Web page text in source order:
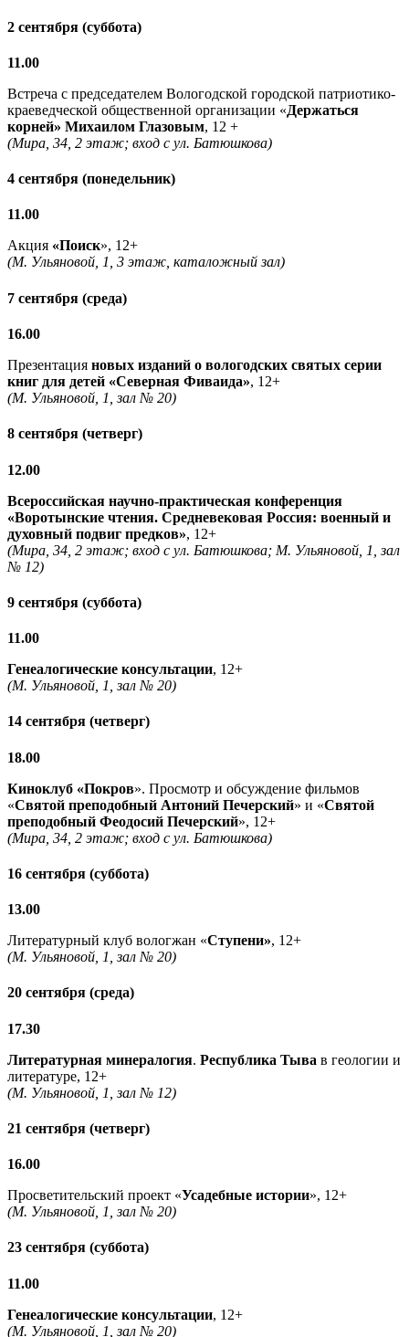
2 сентября (суббота)
11.00
Встреча с председателем Вологодской городской патриотико-
краеведческой общественной организации «Держаться
корней» Михаилом Глазовым, 12 +
(Мира, 34, 2 этаж; вход с ул. Батюшкова)
4 сентября (понедельник)
11.00
Акция «Поиск», 12+
(М. Ульяновой, 1, 3 этаж, каталожный зал)
7 сентября (среда)
16.00
Презентация новых изданий о вологодских святых серии
книг для детей «Северная Фиваида», 12+
(М. Ульяновой, 1, зал № 20)
8 сентября (четверг)
12.00
Всероссийская научно-практическая конференция
«Воротынские чтения. Средневековая Россия: военный и
духовный подвиг предков», 12+
(Мира, 34, 2 этаж; вход с ул. Батюшкова; М. Ульяновой, 1, зал
№ 12)
9 сентября (суббота)
11.00
Генеалогические консультации, 12+
(М. Ульяновой, 1, зал № 20)
14 сентября (четверг)
18.00
Киноклуб «Покров». Просмотр и обсуждение фильмов
«Святой преподобный Антоний Печерский» и «Святой
преподобный Феодосий Печерский», 12+
(Мира, 34, 2 этаж; вход с ул. Батюшкова)
16 сентября (суббота)
13.00
Литературный клуб вологжан «Ступени», 12+
(М. Ульяновой, 1, зал № 20)
20 сентября (среда)
17.30
Литературная минералогия. Республика Тыва в геологии и
литературе, 12+
(М. Ульяновой, 1, зал № 12)
21 сентября (четверг)
16.00
Просветительский проект «Усадебные истории», 12+
(М. Ульяновой, 1, зал № 20)
23 сентября (суббота)
11.00
Генеалогические консультации, 12+
(М. Ульяновой, 1, зал № 20)